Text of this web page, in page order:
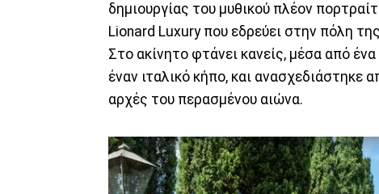
δημιουργίας του μυθικού πλέον
Lionard Luxury που εδρεύει στην πόλη
Στο ακίνητο φτάνει κανείς, μέσα από
έναν ιταλικό κήπο, και ανασχεδιάστηκε
αρχές του περασμένου αιώνα.